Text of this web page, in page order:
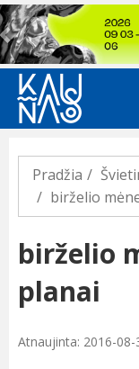
Previous
Pradžia
birželio
birželio
planai
Atnaujinta: 2016-08-